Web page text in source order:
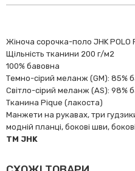
Жіноча сорочка-поло JHK POLO
Щільність тканини 200 г/м2
100% бавовна
Темно-сірий меланж (GM): 85%
Світло-сірий меланж (AS): 98%
Тканина Pique (лакоста)
Манжети на рукавах, три
модній планці, бокові шви,
TM JHK